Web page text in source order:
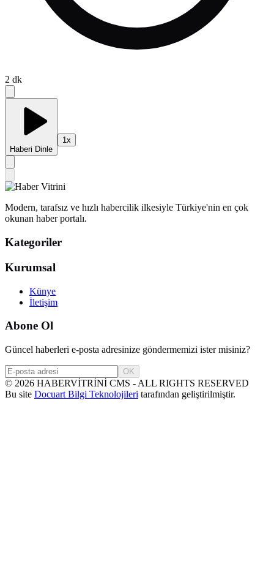
2 dk
Haberi Dinle
1x
Modern, tarafsız ve hızlı habercilik ilkesiyle Türkiye'nin en çok
okunan haber portalı.
Kategoriler
Kurumsal
Künye
İletişim
Abone Ol
Güncel haberleri e-posta adresinize göndermemizi ister misiniz?
OK
© 2026 HABERVİTRİNİ CMS - ALL RIGHTS RESERVED
Bu site Docuart Bilgi Teknolojileri tarafından geliştirilmiştir.